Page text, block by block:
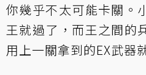
你幾乎不太可能卡關。
王就過了，而王之間的
用上一關拿到的EX武器